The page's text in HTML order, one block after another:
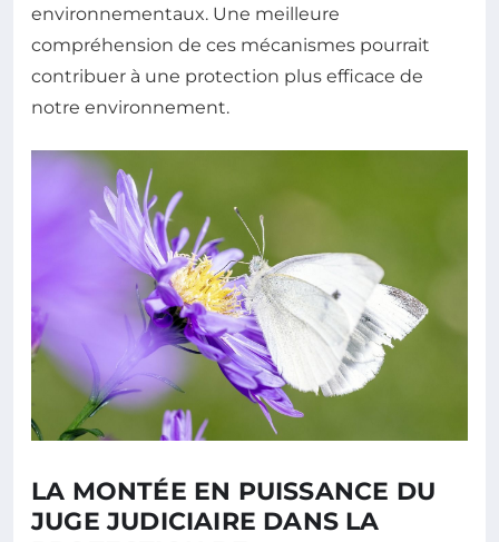
environnementaux. Une meilleure
compréhension de ces mécanismes pourrait
contribuer à une protection plus efficace de
notre environnement.
LA MONTÉE EN PUISSANCE DU
JUGE JUDICIAIRE DANS LA